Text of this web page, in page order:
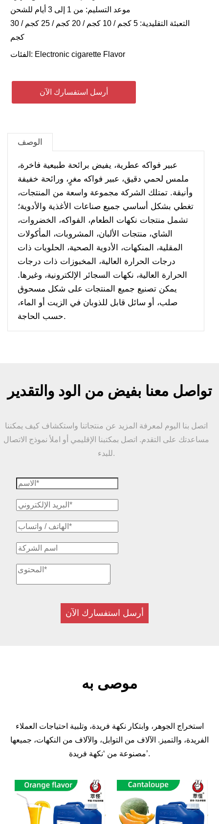
موعد التسليم: من 1 إلى 3 أيام للشحن
التعبئة التقليدية: 5 كجم / 10 كجم / 20 كجم / 25 كجم / 30
كجم
الفئات: Electronic cigarette Flavor
أرسل استفسارك الآن
الوصف
عبير فواكه عطرية، يفيض برائحة طبيعية فاخرة،
ملمس لحمي دقيق، عبير فواكه مغرٍ، ورائحة خفيفة
وأنيقة. تمتلك الشركة مجموعة واسعة من المنتجات،
تغطي بشكل أساسي جميع صناعات الأغذية والأدوية؛
تشمل منتجات نكهات الطعام، الفواكه، الخضروات،
الشاي، منتجات الألبان، المشروبات، المأكولات
المقلية، المنكهات، الأدوية الصحية، الحلويات ذات
درجات الحرارة العالية، المخبوزات ذات درجات
الحرارة العالية، نكهات السجائر الإلكترونية، وغيرها.
يمكن تصنيع جميع المنتجات على شكل مسحوق
صلب، أو سائل قابل للذوبان في الزيت أو الماء،
حسب الحاجة.
تواصل معنا بفيض من الود والتقدير
اتصل بنا اليوم لمعرفة المزيد عن منتجاتنا واستكشاف كيف يمكننا
مساعدتك على التقدم. اتصل بمكتبنا الإقليمي أو املأ نموذج الاتصال
للبدء.
أرسل استفسارك الآن
موصى به
استخراج الجوهر، وابتكار نكهة فريدة، وتلبية احتياجات العملاء
الفريدة، والتميز. الآلاف من التوابل، والآلاف من النكهات، جميعها
مصنوعة من ‘نكهة فريدة’.